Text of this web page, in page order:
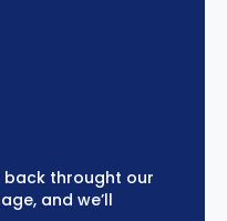
throught our
and we’ll